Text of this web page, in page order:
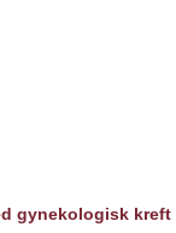
gynekologisk kreft